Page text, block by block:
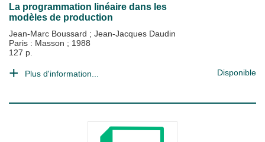
La programmation linéaire dans les
modèles de production
Jean-Marc Boussard ; Jean-Jacques Daudin
Paris : Masson ; 1988
127 p.
Plus d'information... Disponible